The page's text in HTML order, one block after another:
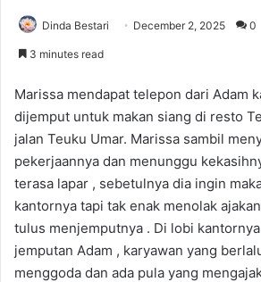
Dinda Bestari December 2, 2025 0
3 minutes read
Marissa mendapat telepon dari Adam
dijemput untuk makan siang di resto
jalan Teuku Umar. Marissa sambil
pekerjaannya dan menunggu
terasa lapar , sebetulnya dia ingin
kantornya tapi tak enak menolak
tulus menjemputnya . Di lobi
jemputan Adam , karyawan yang
menggoda dan ada pula yang